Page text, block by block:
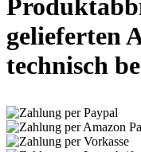
gelieferten
technisch